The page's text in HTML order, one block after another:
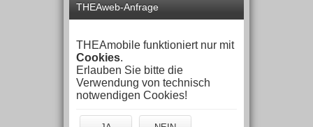
THEAweb-Anfrage
THEAmobile funktioniert nur mit
Cookies.
Erlauben Sie bitte die
Verwendung von technisch
notwendigen Cookies!